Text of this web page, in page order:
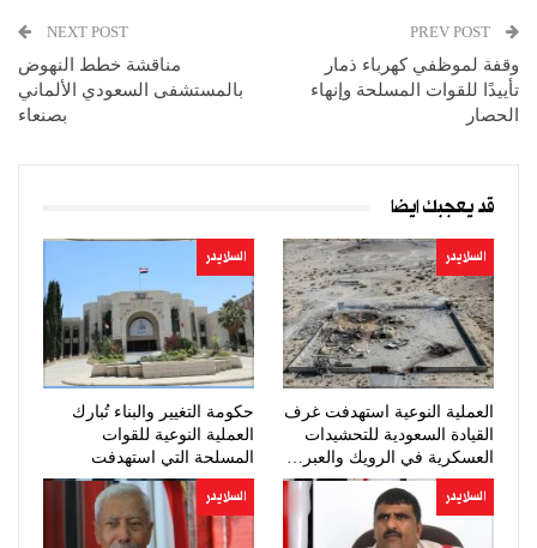
وقفة لموظفي كهرباء ذمار
تأييدًا للقوات المسلحة وإنهاء
الحصار
NEXT POST
مناقشة خطط النهوض
بالمستشفى السعودي الألماني
بصنعاء
قد يعجبك ايضا
السلايدر
العملية النوعية استهدفت غرف
القيادة السعودية للتحشيدات
العسكرية في الرويك والعبر…
السلايدر
حكومة التغيير والبناء تُبارك
العملية النوعية للقوات
المسلحة التي استهدفت
تحشيدات…
السلايدر السلايدر